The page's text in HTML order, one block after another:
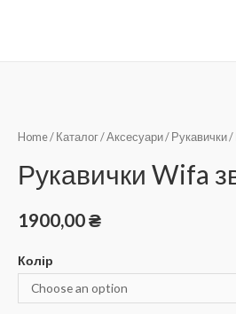
Home/ Каталог/Аксесуари/ Рукавички/
Рукавички Wifa
1900,00₴
Колір